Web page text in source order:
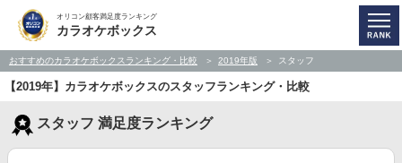
オリコン顧客満足度ランキング
カラオケボックス
おすすめのカラオケボックスランキング・比較 2019年版 スタッフ
【2019年】カラオケボックスのスタッフランキング・比較
スタッフ 満足度ランキング